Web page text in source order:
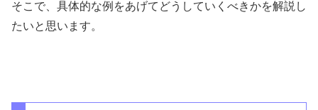
そこで、具体的な例をあげてどうしていくべきかを解説し
たいと思います。